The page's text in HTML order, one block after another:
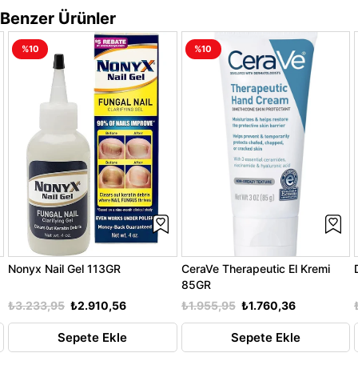
Benzer Ürünler
Nonyx Nail Gel 113GR
₺2.910,56
₺3.233,95
Sepete Ekle
%10
CeraVe Therapeutic El Kremi
85GR
₺1.760,36
₺1.955,95
Sepete Ekle
%10